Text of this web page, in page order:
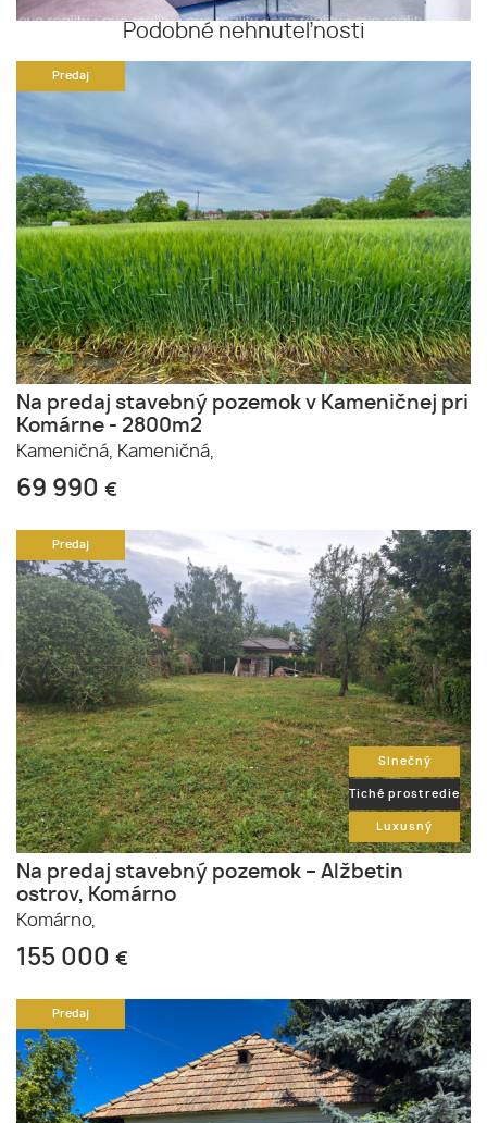
Podobné nehnuteľnosti
Predaj
Na predaj stavebný pozemok v Kameničnej pri
Komárne - 2800m2
Kameničná, Kameničná,
69 990 €
Predaj
Slnečný
Tiché prostredie
Luxusný
Na predaj stavebný pozemok – Alžbetin
ostrov, Komárno
Komárno,
155 000 €
Predaj